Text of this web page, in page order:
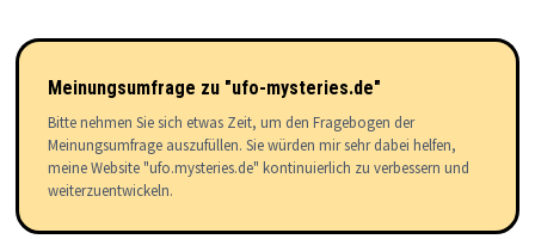
Meinungsumfrage zu "ufo-mysteries.de"
Bitte nehmen Sie sich etwas Zeit, um den Fragebogen der
Meinungsumfrage auszufüllen. Sie würden mir sehr dabei helfen,
meine Website "ufo.mysteries.de" kontinuierlich zu verbessern und
weiterzuentwickeln.